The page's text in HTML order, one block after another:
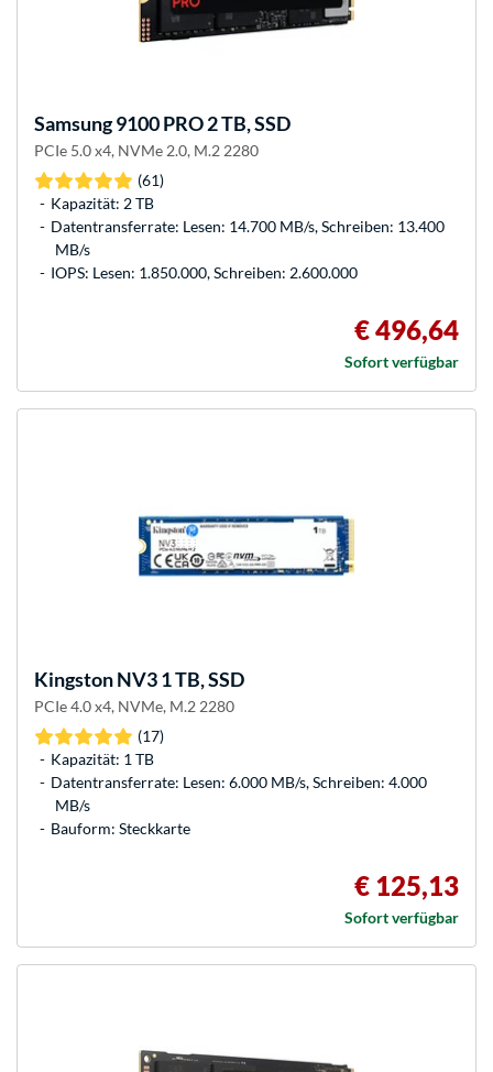
Samsung9100 PRO 2 TB, SSD
PCIe 5.0 x4, NVMe 2.0, M.2 2280
(61)
Kapazität: 2 TB
Datentransferrate: Lesen: 14.700 MB/s, Schreiben: 13.400
MB/s
IOPS: Lesen: 1.850.000, Schreiben: 2.600.000
€ 496,64
Sofort verfügbar
KingstonNV3 1 TB, SSD
PCIe 4.0 x4, NVMe, M.2 2280
(17)
Kapazität: 1 TB
Datentransferrate: Lesen: 6.000 MB/s, Schreiben: 4.000
MB/s
Bauform: Steckkarte
€ 125,13
Sofort verfügbar